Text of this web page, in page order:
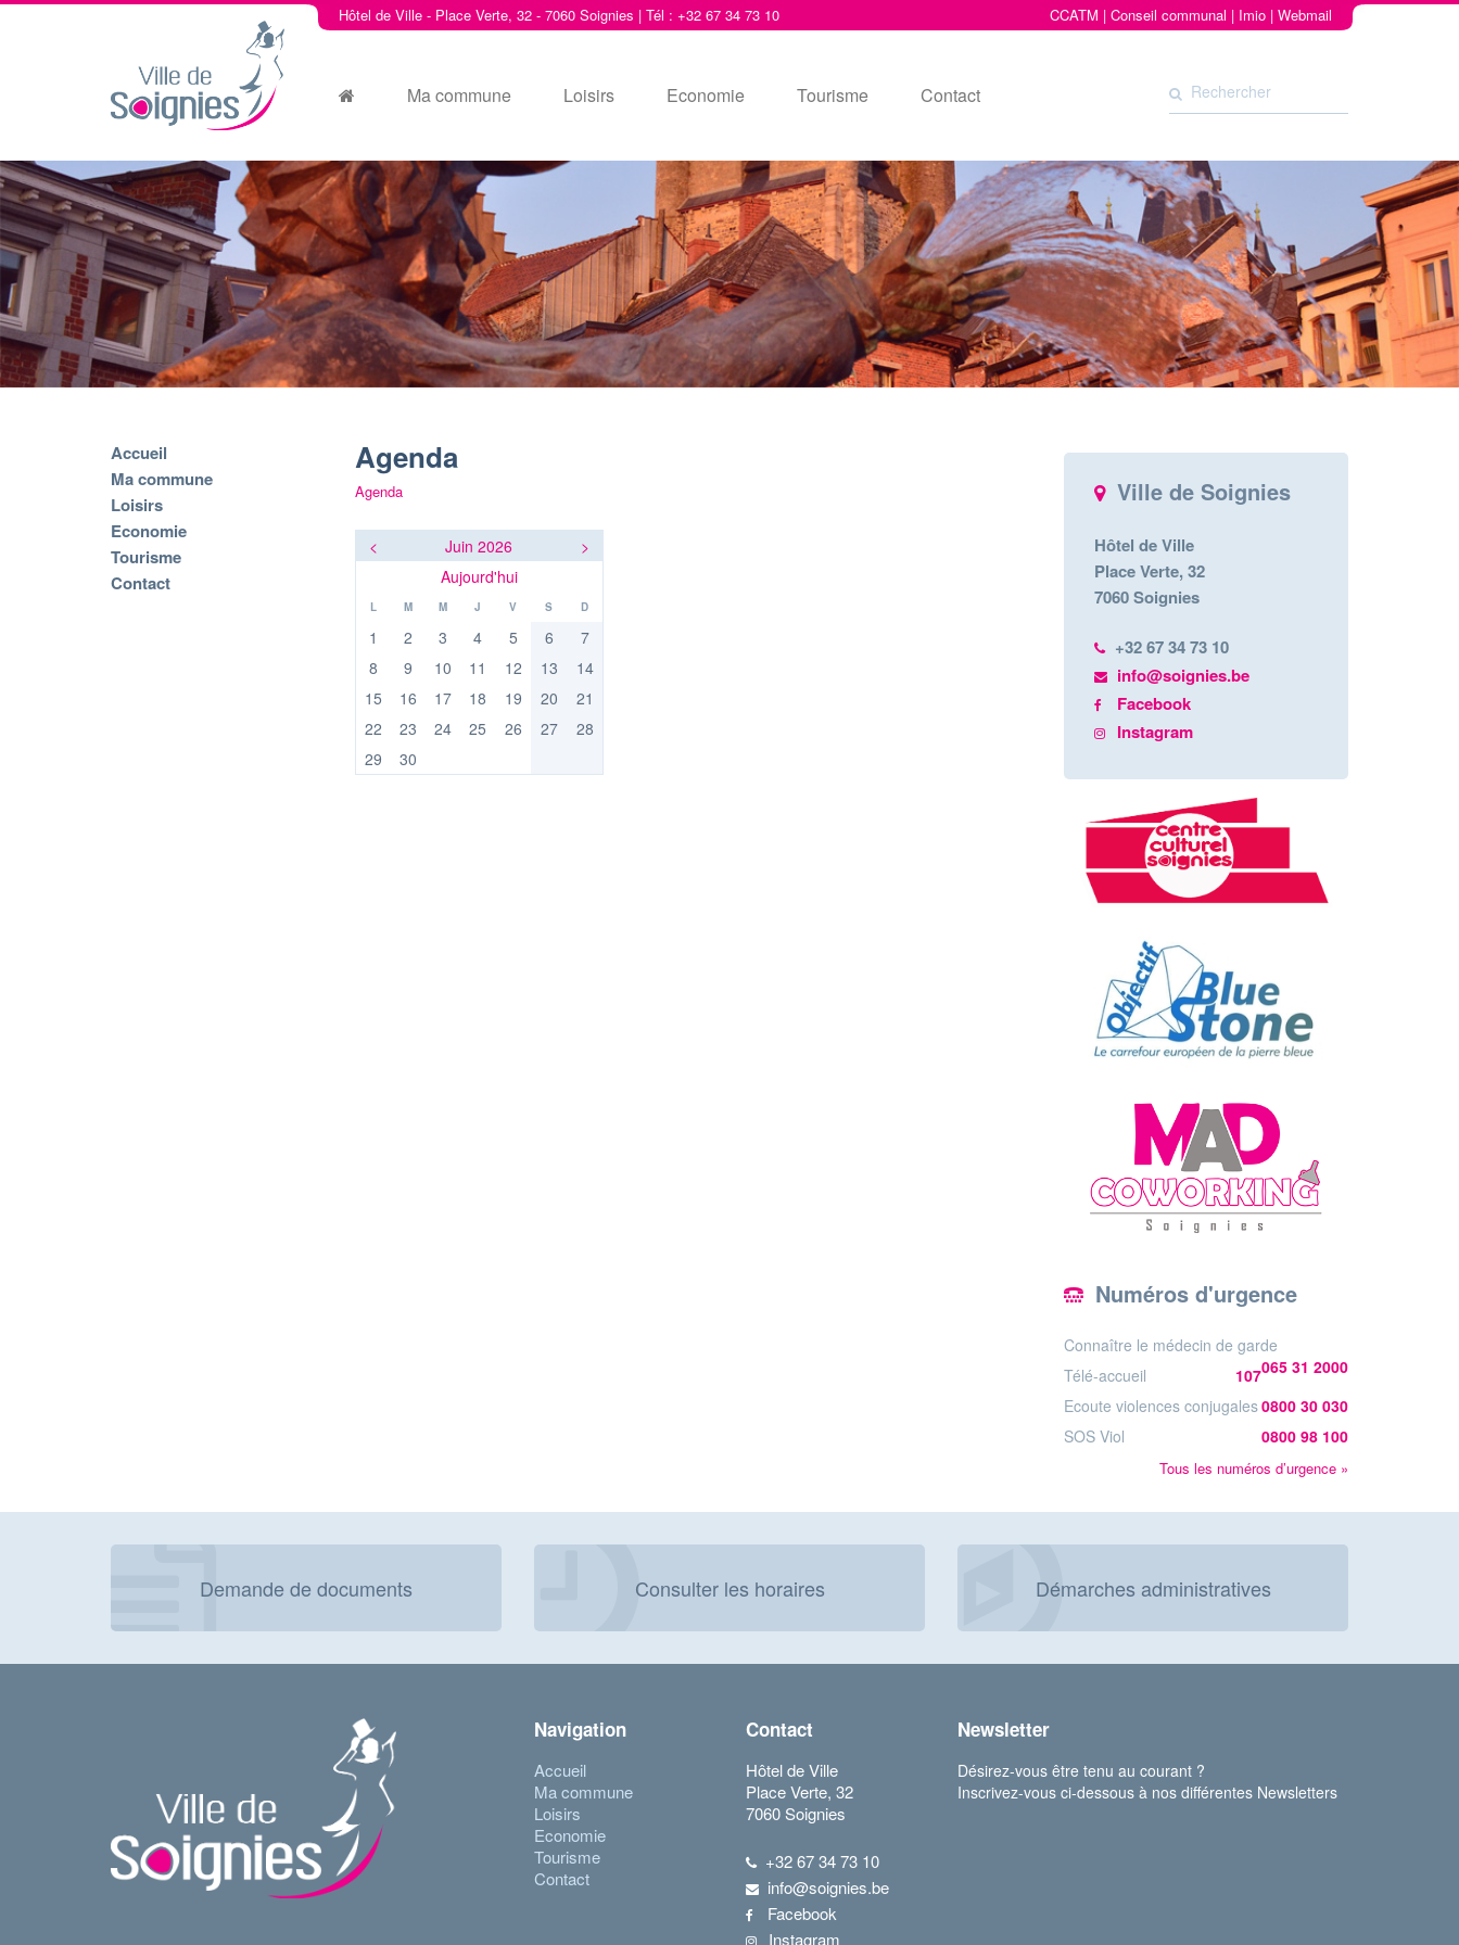
Hôtel de Ville - Place Verte, 32 - 7060 Soignies | Tél : +32 67 34 73 10 CCATM | Conseil communal | Imio | Webmail
Ma commune Loisirs Economie Tourisme Contact
Accueil
Ma commune
Loisirs
Economie
Tourisme
Contact
Agenda
Agenda
< Juin 2026
>
Aujourd'hui
L M M J V S D
1 2 3 4 5 6
7
8
9 10 11 12 13
14
15
16 17 18 19 20
21
22
23 24 25 26 27
28
29
30
Ville de Soignies
Hôtel de Ville
Place Verte, 32
7060 Soignies
+32 67 34 73 10
info@soignies.be
Facebook
Instagram
Numéros d'urgence
Connaître le médecin de garde
065 31 2000
Télé-accueil
107
Ecoute violences conjugales0800 30 030
SOS Viol
0800 98 100
Tous les numéros d’urgence »
Demande de documents Consulter les horaires Démarches administratives
Navigation
Accueil
Ma commune
Loisirs
Economie
Tourisme
Contact
Contact
Hôtel de Ville
Place Verte, 32
7060 Soignies
+32 67 34 73 10
info@soignies.be
Facebook
Instagram
Newsletter
Désirez-vous être tenu au courant ?
Inscrivez-vous ci-dessous à nos différentes Newsletters